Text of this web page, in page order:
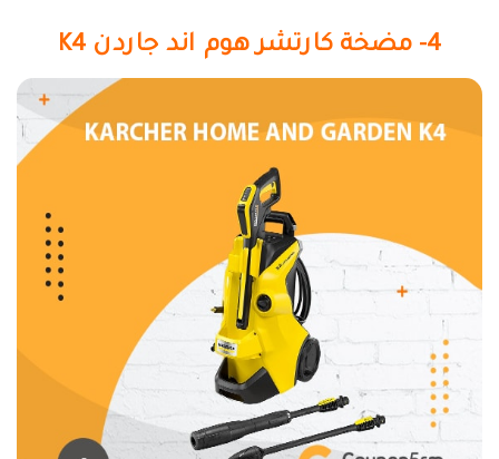
4- مضخة كارتشر هوم اند جاردن K4